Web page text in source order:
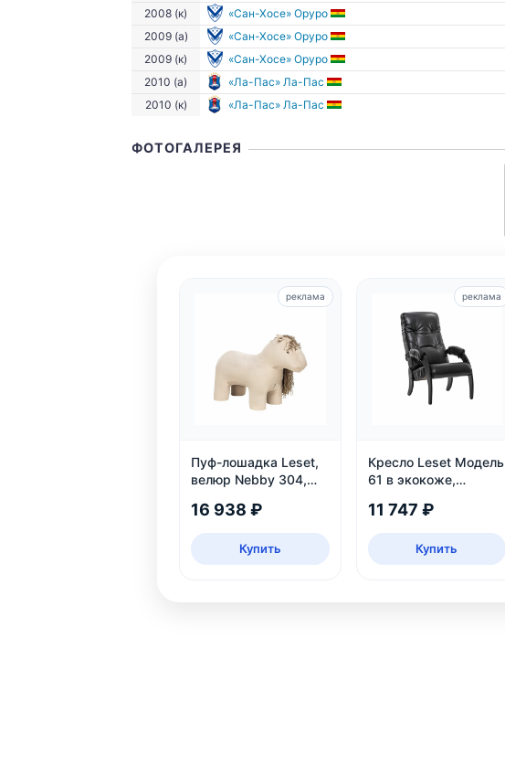
2008 (к)
«Сан-Хосе» Оруро
2009 (а)
«Сан-Хосе» Оруро
2009 (к)
«Сан-Хосе» Оруро
2010 (а)
«Ла-Пас» Ла-Пас
2010 (к)
«Ла-Пас» Ла-Пас
ФОТОГАЛЕРЕЯ
Пуф-лошадка Leset,
велюр Nebby 304,
детской
16 938 ₽
Купить
реклама
Кресло Leset Модель
61 в экокоже,
для дома и дачи
11 747 ₽
Купить
реклама